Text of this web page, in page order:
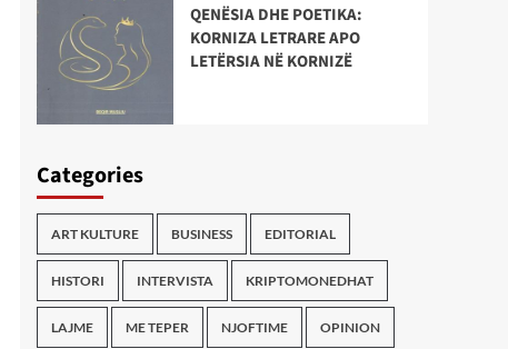
QENËSIA DHE POETIKA:
KORNIZA LETRARE APO
LETËRSIA NË KORNIZË
Categories
ART KULTURE BUSINESS EDITORIAL
HISTORI INTERVISTA KRIPTOMONEDHAT
LAJME ME TEPER NJOFTIME OPINION